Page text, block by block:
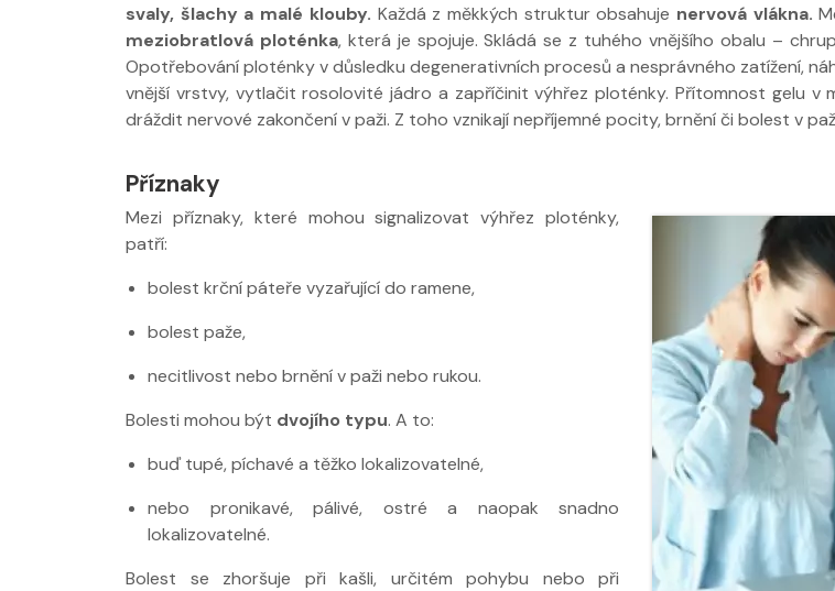
svaly, šlachy a malé klouby. Každá z měkkých struktur obsahuje nervová vlákna.
meziobratlová ploténka, která je spojuje. Skládá se z tuhého vnějšího obalu –
Opotřebování ploténky v důsledku degenerativních procesů a nesprávného zatížení,
vnější vrstvy, vytlačit rosolovité jádro a zapříčinit výhřez ploténky. Přítomnost gelu v
dráždit nervové zakončení v paži. Z toho vznikají nepříjemné pocity, brnění či bolest v
Příznaky
Mezi příznaky, které mohou signalizovat výhřez ploténky,
patří:
bolest krční páteře vyzařující do ramene,
bolest paže,
necitlivost nebo brnění v paži nebo rukou.
Bolesti mohou být dvojího typu. A to:
buď tupé, píchavé a těžko lokalizovatelné,
nebo pronikavé, pálivé, ostré a naopak snadno
lokalizovatelné.
Bolest se zhoršuje při kašli, určitém pohybu nebo při
Nabídka léčby ve
FYZIOklinice
Nabídka léčby ve
FYZIOklinice
Nabídka léčby ve
FYZIOklinice